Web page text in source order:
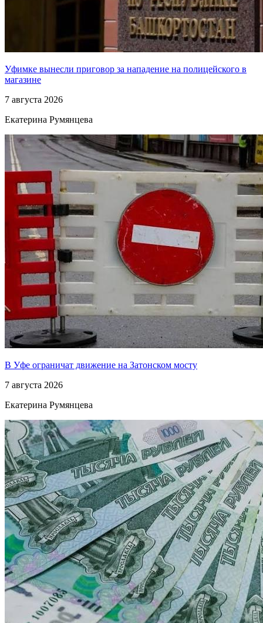
Уфимке вынесли приговор за нападение на полицейского в
магазине
7 августа 2026
Екатерина Румянцева
В Уфе ограничат движение на Затонском мосту
7 августа 2026
Екатерина Румянцева